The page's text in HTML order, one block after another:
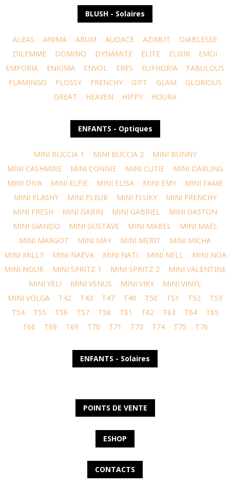
BLUSH - Solaires
ALEAS ANIMA ARUM AUDACE AZIMUT
DIABLESSE
DILEMME
DOMINO DYNAMITE ELITE ELIXIR
EMOI
EMPORIA
ENIGMA ENVOL ERES EUPHORIA
FABULOUS
FLAMINGO
FLOSSY FRENCHY GIFT GLAM
GLORIOUS
GREAT
HEAVEN HIPPY HOURA
ENFANTS - Optiques
MINI BUCCIA 1 MINI BUCCIA 2
MINI BUNNY
MINI CASHMIRE
MINI CONNIE MINI CUTIE
MINI DARLING
MINI DIVA
MINI ELFIE MINI ELISA MINI EMY
MINI FAME
MINI FLASHY
MINI FLEUR MINI FLUKY
MINI FRENCHY
MINI FRESH
MINI GABIN MINI GABRIEL
MINI GASTON
MINI GIANDO
MINI GUSTAVE MINI MABEL
MINI MAEL
MINI MARGOT
MINI MAY MINI MERIT
MINI MICHA
MINI MILLY
MINI NAEVA MINI NATI MINI NELL
MINI NOA
MINI NOUR
MINI SPRITZ 1 MINI SPRITZ 2
MINI VALENTINE
MINI VELI
MINI VENUS MINI VIKY
MINI VINYL
MINI VOLGA
T42 T43 T47 T48 T50 T51 T52
T53
T54
T55 T56 T57 T58 T61 T62 T63 T64
T65
T66
T68 T69 T70 T71 T73 T74 T75 T76
ENFANTS - Solaires
POINTS DE VENTE
ESHOP
CONTACTS